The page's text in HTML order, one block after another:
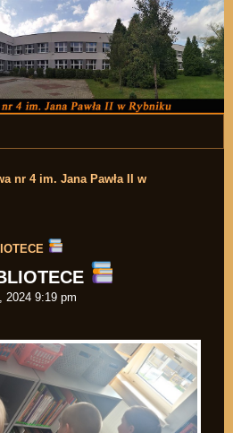
Przejdź do zawartości
nr 4 im. Jana Pawła II w
2024 9:19 pm